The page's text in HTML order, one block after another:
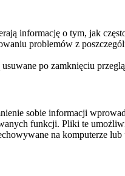
informację o tym, jak
problemów z
po zamknięciu
sobie informacji
funkcji. Pliki te
na komputerze